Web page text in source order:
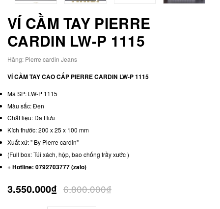
VÍ CẦM TAY PIERRE
CARDIN LW-P 1115
Hãng: Pierre cardin Jeans
VÍ CẦM TAY CAO CẤP PIERRE CARDIN LW-P 1115
Mã SP: LW-P 1115
Màu sắc: Đen
Chất liệu: Da Hưu
Kích thước: 200 x 25 x 100 mm
Xuất xứ: " By Pierre cardin"
(Full box: Túi xách, hộp, bao chống trầy xước )
+ Hotline: 0792703777 (zalo)
3.550.000₫ 6.800.000₫